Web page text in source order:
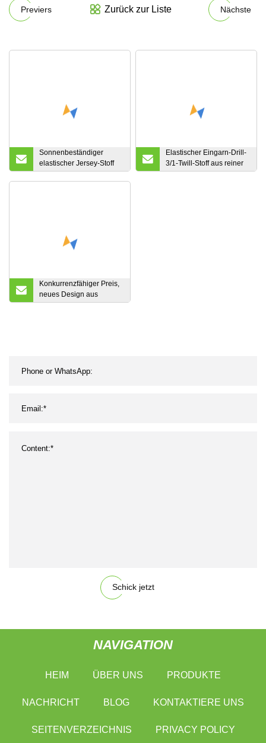
Previers Zurück zur Liste Nächste
Sonnenbeständiger
elastischer Jersey-Stoff
aus Shaffield-Baumwolle
Elastischer Eingarn-Drill-
3/1-Twill-Stoff aus reiner
Baumwolle mit
Konkurrenzfähiger Preis,
neues Design aus
Polyester-Viskosestoff,
Schick jetzt
NAVIGATION
HEIM ÜBER UNS PRODUKTE
NACHRICHT BLOG KONTAKTIERE UNS
SEITENVERZEICHNIS PRIVACY POLICY